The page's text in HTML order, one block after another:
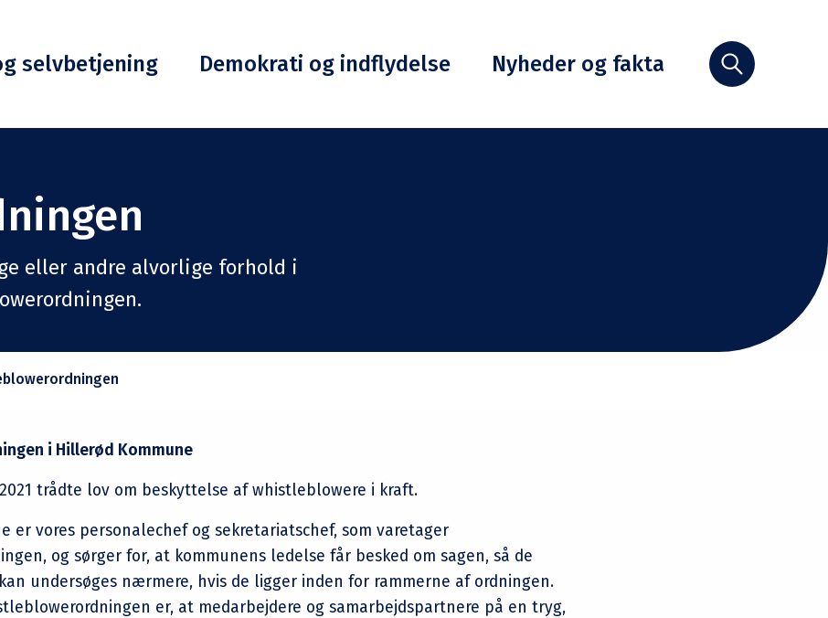
selvbetjening Demokrati og indflydelse Nyheder og fakta Søg
eller andre alvorlige forhold i
i Hillerød Kommune
2021 trådte lov om beskyttelse af whistleblowere i kraft.
er vores personalechef og sekretariatschef, som varetager
og sørger for, at kommunens ledelse får besked om sagen, så de
undersøges nærmere, hvis de ligger inden for rammerne af ordningen.
er, at medarbejdere og samarbejdspartnere på en tryg,